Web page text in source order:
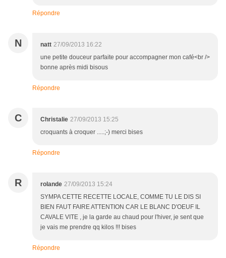
Répondre
N natt 27/09/2013 16:22
une petite douceur parfaite pour accompagner mon café<br />
bonne après midi bisous
Répondre
C Christalie 27/09/2013 15:25
croquants à croquer .....;-) merci bises
Répondre
R rolande 27/09/2013 15:24
SYMPA CETTE RECETTE LOCALE, COMME TU LE DIS SI
BIEN FAUT FAIRE ATTENTION CAR LE BLANC D'OEUF IL
CAVALE VITE , je la garde au chaud pour l'hiver, je sent que
je vais me prendre qq kilos !!! bises
Répondre